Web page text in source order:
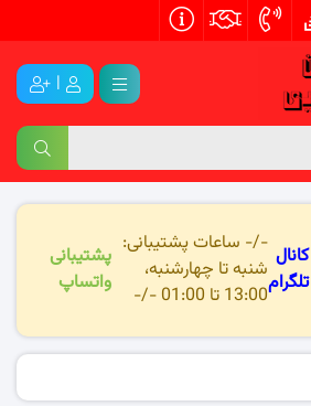
|
کانال
تلگرام
-/- ساعات پشتیبانی:
شنبه تا چهارشنبه،
13:00 تا 01:00 -/-
پشتیبانی
واتساپ